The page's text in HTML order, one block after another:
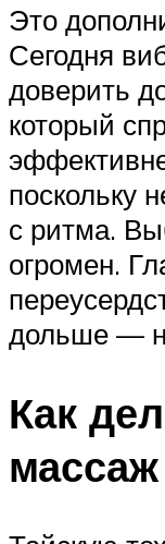
Это
Сегодня
доверить
который
поскольку
с ритма.
огромен.
дольше —
Как